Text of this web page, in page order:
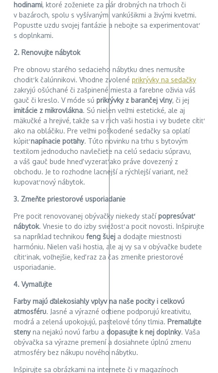
hodinami, ktoré zoženiete za pár drobných na trhoch či
v bazároch, spolu s vyšívanými vankúšikmi a živými kvetmi.
Popusťte uzdu svojej fantázie a nebojte sa experimentovať
s doplnkami.
2. Renovujte nábytok
Pre obnovu starého sedacieho nábytku dnes nemusíte
chodiť k čalúnnikovi. Vhodne zvolené prikrývky na sedačky
zakryjú ošúchané či zašpinené miesta a farebne oživia váš
gauč či kreslo. V móde sú prikrývky z barančej vlny, či jej
imitácie z mikrovlákna. Sú nielen veľmi estetické, ale aj
mäkučké a hrejivé, takže sa v nich vaši hostia i vy budete cítiť
ako na obláčiku. Pre veľmi poškodené sedačky sa oplatí
kúpiťnapínacie poťahy. Túto novinku na trhu s bytovým
textilom jednoducho navlečiete na celú sedaciu súpravu,
a váš gauč bude hneď vyzerať ako práve dovezený z
obchodu. Je to rozhodne lacnejší a rýchlejší variant, než
kupovať nový nábytok.
3. Zmeňte priestorové usporiadanie
Pre pocit renovovanej obývačky niekedy stačípopresúvať
nábytok. Vnesie to do izby sviežosť a pocit novosti. Inšpirujte
sa napríklad technikou feng šuej a dodajte miestnosti
harmóniu. Nielen vaši hostia, ale aj vy sa v obývačke budete
cítiť inak, voľnejšie, keď raz za čas zmeníte priestorové
usporiadanie.
4. Vymaľujte
Farby majú ďalekosiahly vplyv na naše pocity i celkovú
atmosféru. Jasné a výrazné odtiene podporujú kreativitu,
modrá a zelená upokojujú, pastelové tóny tlmia. Premaľujte
stenyna nejakú novú farbu a dopasujte k nej doplnky. Vaša
obývačka sa výrazne premení a dosiahnete úplnú zmenu
atmosféry bez nákupu nového nábytku.
Inšpirujte sa obrázkami na internete či v magazínoch